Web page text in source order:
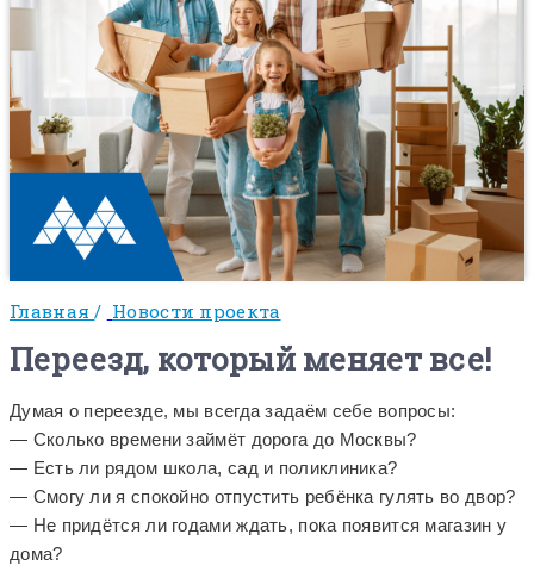
Главная/ Новости проекта
Переезд, который меняет все!
Думая о переезде, мы всегда задаём себе вопросы:
— Сколько времени займёт дорога до Москвы?
— Есть ли рядом школа, сад и поликлиника?
— Смогу ли я спокойно отпустить ребёнка гулять во двор?
— Не придётся ли годами ждать, пока появится магазин у
дома?